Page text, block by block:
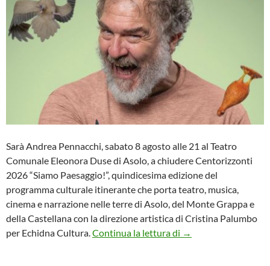
Sarà Andrea Pennacchi, sabato 8 agosto alle 21 al Teatro
Comunale Eleonora Duse di Asolo, a chiudere Centorizzonti
2026 “Siamo Paesaggio!”, quindicesima edizione del
programma culturale itinerante che porta teatro, musica,
cinema e narrazione nelle terre di Asolo, del Monte Grappa e
della Castellana con la direzione artistica di Cristina Palumbo
per Echidna Cultura. Continua la lettura di Andrea Pennacchi
→